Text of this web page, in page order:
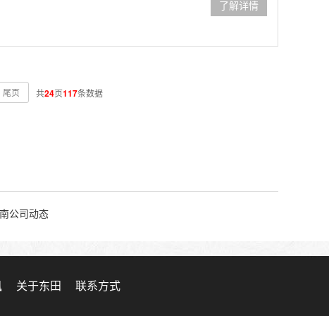
了解详情
尾页 共24页117条数据
公司动态
关于东田 联系方式